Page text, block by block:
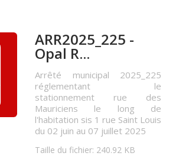
ARR2025_225 -
Opal R...
Arrêté municipal 2025_225
réglementant le
stationnement rue des
Mauriciens le long de
l'habitation sis 1 rue Saint Louis
du 02 juin au 07 juillet 2025
Taille du fichier: 240.92 KB